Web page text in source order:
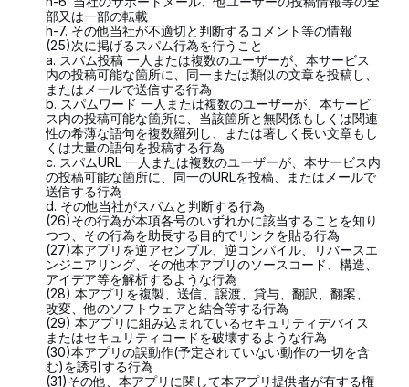
部又は一部の転載
h-7. その他当社が不適切と判断するコメント等の情報
(25)次に掲げるスパム行為を行うこと
a. スパム投稿 一人または複数のユーザーが、本サービス
内の投稿可能な箇所に、同一または類似の文章を投稿し、
またはメールで送信する行為
b. スパムワード 一人または複数のユーザーが、本サービ
ス内の投稿可能な箇所に、当該箇所と無関係もしくは関連
性の希薄な語句を複数羅列し、または著しく長い文章もし
くは大量の語句を投稿する行為
c. スパムURL 一人または複数のユーザーが、本サービス内
の投稿可能な箇所に、同一のURLを投稿、またはメールで
送信する行為
d. その他当社がスパムと判断する行為
(26)その行為が本項各号のいずれかに該当することを知り
つつ、その行為を助長する目的でリンクを貼る行為
(27)本アプリを逆アセンブル、逆コンパイル、リバースエ
ンジニアリング、その他本アプリのソースコード、構造、
アイデア等を解析するような行為
(28) 本アプリを複製、送信、譲渡、貸与、翻訳、翻案、
改変、他のソフトウェアと結合等する行為
(29) 本アプリに組み込まれているセキュリティデバイス
またはセキュリティコードを破壊するような行為
(30)本アプリの誤動作(予定されていない動作の一切を含
む)を誘引する行為
(31)その他、本アプリに関して本アプリ提供者が有する権